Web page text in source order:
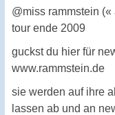
@miss rammstein
tour ende 2009
guckst du hier für
www.rammstein.de
sie werden auf ihre
lassen ab und an